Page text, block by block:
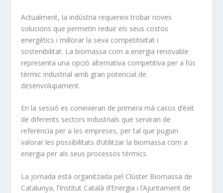
Actualment, la indústria requereix trobar noves
solucions que permetin reduir els seus costos
energètics i millorar la seva competitivitat i
sostenibilitat. La biomassa com a energia renovable
representa una opció alternativa competitiva per a l’ús
tèrmic industrial amb gran potencial de
desenvolupament.
En la sessió es coneixeran de primera mà casos d’èxit
de diferents sectors industrials que serviran de
referència per a les empreses, per tal que puguin
valorar les possibilitats d’utilitzar la biomassa com a
energia per als seus processos tèrmics.
La jornada està organitzada pel Clúster Biomassa de
Catalunya, l’Institut Català d’Energia i l’Ajuntament de